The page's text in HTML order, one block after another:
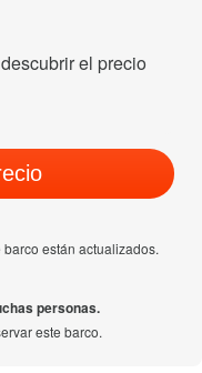
el precio
están actualizados.
personas.
este barco.